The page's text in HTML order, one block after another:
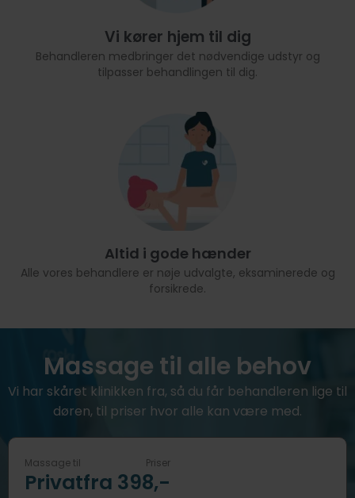
Vi kører hjem til dig
Behandleren medbringer det nødvendige udstyr og
tilpasser behandlingen til dig.
Altid i gode hænder
Alle vores behandlere er nøje udvalgte, eksaminerede og
forsikrede.
Massage til alle behov
Vi har skåret klinikken fra, så du får behandleren lige til
døren, til priser hvor alle kan være med.
Massage til
Privat
Priser
fra 398,-